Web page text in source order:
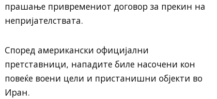
прашање привремениот договор за прекин на
непријателствата.
Според американски официјални
претставници, нападите биле насочени кон
повеќе воени цели и пристанишни објекти во
Иран.